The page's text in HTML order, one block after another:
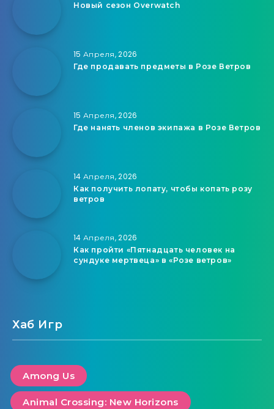
Новый сезон Overwatch
15 Апреля, 2026
Где продавать предметы в Розе Ветров
15 Апреля, 2026
Где нанять членов экипажа в Розе Ветров
14 Апреля, 2026
Как получить лопату, чтобы копать розу
ветров
14 Апреля, 2026
Как пройти «Пятнадцать человек на
сундуке мертвеца» в «Розе ветров»
Хаб Игр
Among Us
Animal Crossing: New Horizons